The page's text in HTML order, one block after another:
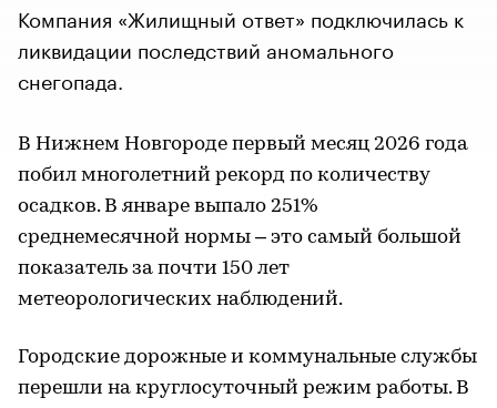
Компания «Жилищный ответ» подключилась к
ликвидации последствий аномального
снегопада.
В Нижнем Новгороде первый месяц 2026 года
побил многолетний рекорд по количеству
осадков. В январе выпало 251%
среднемесячной нормы – это самый большой
показатель за почти 150 лет
метеорологических наблюдений.
Городские дорожные и коммунальные службы
перешли на круглосуточный режим работы. В